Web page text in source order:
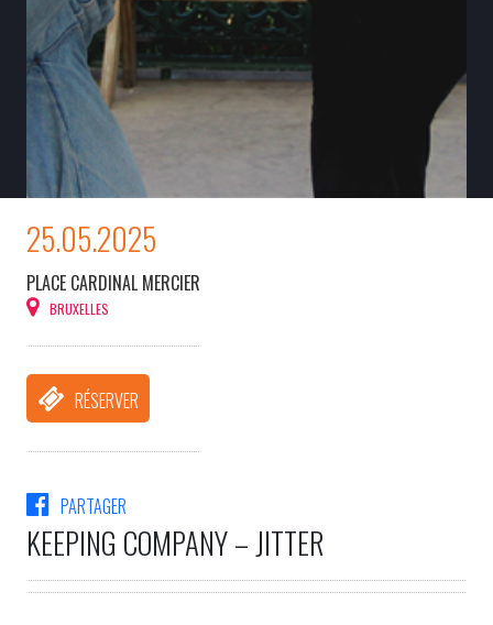
25.05.2025
PLACE CARDINAL MERCIER
BRUXELLES
RÉSERVER
PARTAGER
KEEPING COMPANY – JITTER